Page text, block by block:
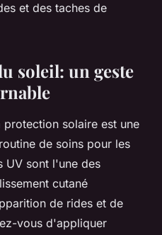
et des taches de
soleil: un geste
solaire est une
de soins pour les
UV sont l'une des
cutané
de rides et de
vous d'appliquer